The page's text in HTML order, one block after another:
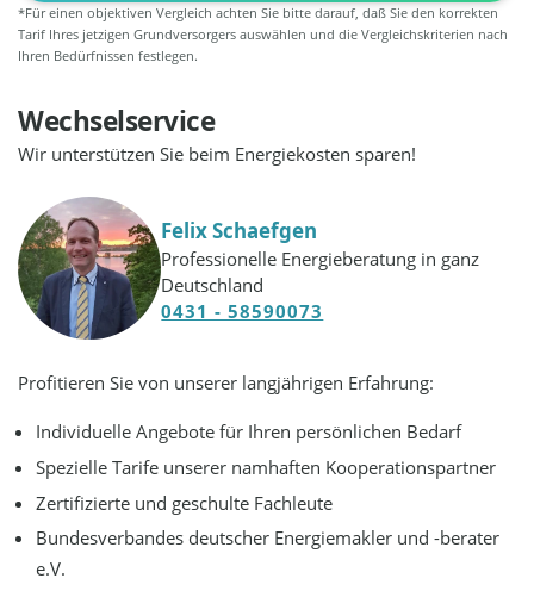
*Für einen objektiven Vergleich achten Sie bitte darauf, daß Sie den korrekten
Tarif Ihres jetzigen Grundversorgers auswählen und die Vergleichskriterien nach
Ihren Bedürfnissen festlegen.
Wechselservice
Wir unterstützen Sie beim Energiekosten sparen!
Felix Schaefgen
Professionelle Energieberatung in ganz
Deutschland
0431 - 58590073
Profitieren Sie von unserer langjährigen Erfahrung:
Individuelle Angebote für Ihren persönlichen Bedarf
Spezielle Tarife unserer namhaften Kooperationspartner
Zertifizierte und geschulte Fachleute
Bundesverbandes deutscher Energiemakler und -berater
e.V.